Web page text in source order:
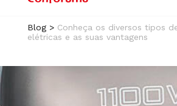
Blog> Conheça os diversos tipos
elétricas e as suas vantagens